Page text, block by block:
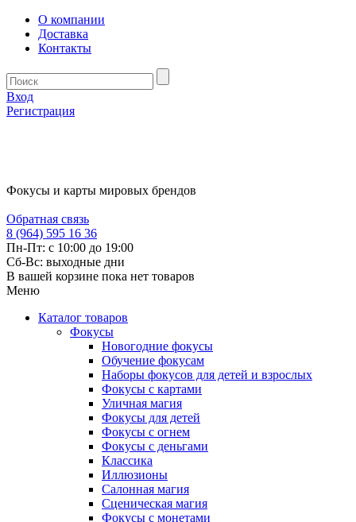
О компании
Доставка
Контакты
Вход
Регистрация
Фокусы и карты мировых брендов
Обратная связь
8 (964) 595 16 36
Пн-Пт: с 10:00 до 19:00
Сб-Вс: выходные дни
В вашей корзине пока нет товаров
Меню
Каталог товаров
Фокусы
Новогодние фокусы
Обучение фокусам
Наборы фокусов для детей и взрослых
Фокусы с картами
Уличная магия
Фокусы для детей
Фокусы с огнем
Фокусы с деньгами
Классика
Иллюзионы
Салонная магия
Сценическая магия
Фокусы с монетами